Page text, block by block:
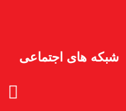
شبکه های اجتماعی